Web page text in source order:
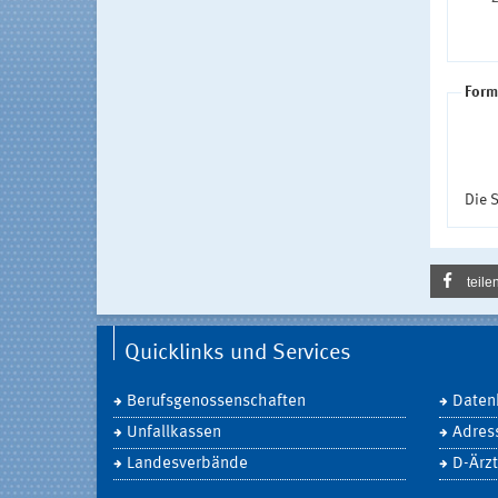
Die
Quicklinks und Services
Berufsgenossenschaften
Unfallkassen
Landesverbände
D-